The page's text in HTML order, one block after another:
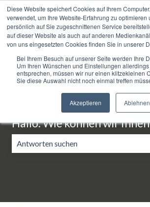
Diese Website speichert Cookies auf Ihrem
verwendet, um Ihre Website-Erfahrung zu optimieren
persönlich auf Sie zugeschnittenen Service
auf dieser Website als auch auf anderen
von uns eingesetzten Cookies finden Sie in unserer
Bei Ihrem Besuch auf unserer Seite werden Ihre
Um Ihren Wünschen und Einstellungen
entsprechen, müssen wir nur einen klitzekleinen
Sie diese Auswahl nicht noch einmal treffen
Akzeptieren Ablehnen
DeutschUntermenü für
Hallo. Wie können wir